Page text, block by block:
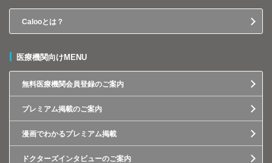
Calooとは？
医療機関向けMENU
無料医療機関会員登録のご案内
プレミアム掲載のご案内
漫画でわかるプレミアム掲載
ドクターズインタビューのご案内